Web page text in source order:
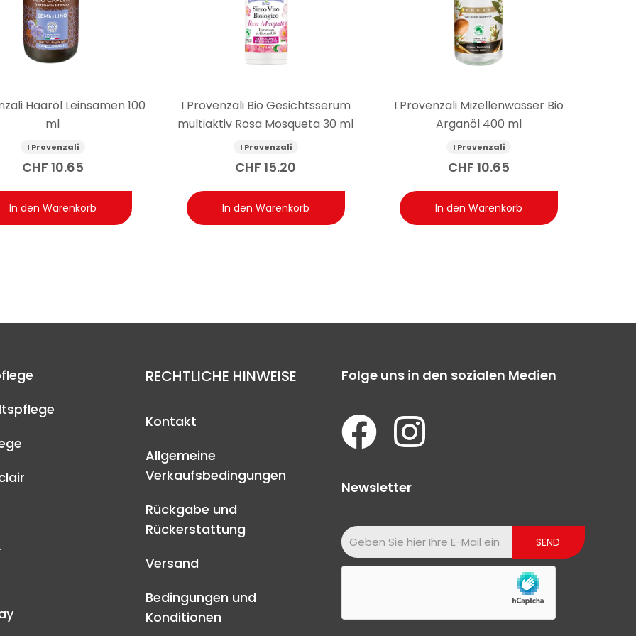
Schwermetalle wie Nickel, Chrom und Kobalt getestet?
Schwermetalle Nickel, Chrom und Kobalt getestet, mit einem Gehalt von unter 0,0001%. Diese Information ist
Aufmerksamkeit schenken.
Haaröl Leinsamen 100
ml
I Provenzali
CHF 10.65
In den Warenkorb
I Provenzali Bio Gesichtsserum
multiaktiv Rosa Mosqueta 30 ml
I Provenzali
CHF 15.20
In den Warenkorb
I Provenzali Mizellenwasser Bio
Arganöl 400 ml
I Provenzali
CHF 10.65
In den Warenkorb
RECHTLICHE HINWEISE
Kontakt
Allgemeine
Verkaufsbedingungen
Rückgabe und
Rückerstattung
Versand
Bedingungen und
Konditionen
Folge uns in den sozialen Medien
Newsletter